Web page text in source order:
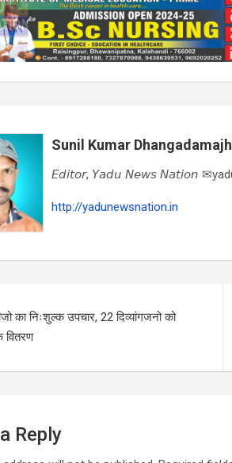
Sunil Kumar
𝘌𝘥𝘪𝘵𝘰𝘳, 𝘠𝘢𝘥𝘶 𝘕𝘦𝘸𝘴 𝘕𝘢𝘵𝘪𝘰𝘯
http://yadunewsnation.in
का निःशुल्क उपचार, 22 दिव्यांगजनो को
वितरण
Reply